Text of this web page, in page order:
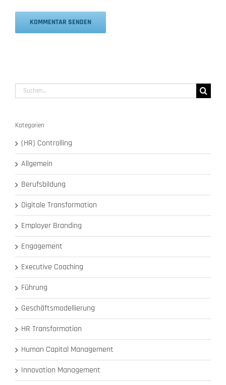
Suche
nach:
Kategorien
(HR) Controlling
Allgemein
Berufsbildung
Digitale Transformation
Employer Branding
Engagement
Executive Coaching
Führung
Geschäftsmodellierung
HR Transformation
Human Capital Management
Innovation Management